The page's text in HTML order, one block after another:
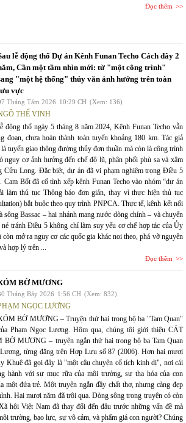
Đọc thêm
lễ động thổ Dự án Kênh Funan Techo Cách đây 2
Cần một tầm nhìn mới: từ "một công trình"
"một hệ thống" thủy văn ảnh hưởng trên toàn
vực
Tháng Tám 2026 10:29 CH (Xem: 136)
THẾ VINH
động thổ ngày 5 tháng 8 năm 2024, Kênh Funan Techo vẫn
đoạn, chưa hoàn thành toàn tuyến khoảng 180 km. Tác giả
tuyến giao thông đường thủy đơn thuần mà còn là công trình
nguy cơ ảnh hưởng đến chế độ lũ, phân phối phù sa và xâm
Cửu Long. Đặc biệt, dự án đã vi phạm nghiêm trọng Điều 5
Bốt đã cố tình xếp kênh Funan Techo vào nhóm “dự án
làm thủ tục Thông báo đơn giản, thay vì thực hiện thủ tục
bắt buộc theo quy trình PNPCA. Thực tế, kênh kết nối
Bassac – hai nhánh mang nước dòng chính – và chuyển
tránh Điều 5 không chỉ làm suy yếu cơ chế hợp tác của Ủy
mở ra nguy cơ các quốc gia khác noi theo, phá vỡ nguyên
hợp lý trên ...
Đọc thêm
BỜ MƯƠNG
Tháng Bảy 2026 1:56 CH (Xem: 832)
NGỌC LƯƠNG
BỜ MƯƠNG – Truyện thứ hai trong bộ ba "Tam Quan"
Phạm Ngọc Lương. Hôm qua, chúng tôi giới thiệu CÁT
MƯƠNG – truyện ngắn thứ hai trong bộ ba Tam Quan
từng đăng trên Hợp Lưu số 87 (2006). Hơn hai mươi
Khuê đã gọi đây là "một câu chuyện cổ tích kinh dị", nơi cái
hành với sự mục rữa của môi trường, sự tha hóa của con
một đứa trẻ. Một truyện ngắn đầy chất thơ, nhưng càng đẹp
Hai mươi năm đã trôi qua. Dòng sông trong truyện có còn
hội Việt Nam đã thay đổi đến đâu trước những vấn đề mà
trường, bạo lực, sự vô cảm, và phẩm giá con người? Chúng